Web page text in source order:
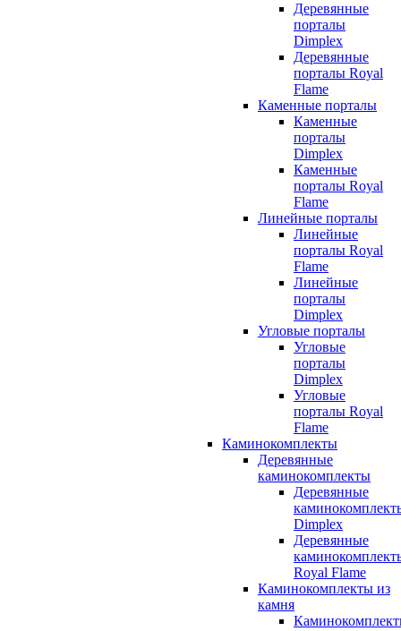
Деревянные
порталы
Dimplex
Деревянные
порталы Royal
Flame
Каменные порталы
Каменные
порталы
Dimplex
Каменные
порталы Royal
Flame
Линейные порталы
Линейные
порталы Royal
Flame
Линейные
порталы
Dimplex
Угловые порталы
Угловые
порталы
Dimplex
Угловые
порталы Royal
Flame
Каминокомплекты
Деревянные
каминокомплекты
Деревянные
Dimplex
Деревянные
Royal Flame
Каминокомплекты из
камня